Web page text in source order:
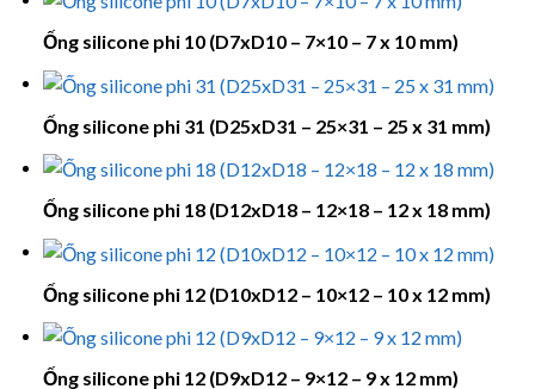
Ống silicone phi 10 (D7xD10 – 7×10 – 7 x 10 mm)
Ống silicone phi 31 (D25xD31 – 25×31 – 25 x 31 mm)
Ống silicone phi 18 (D12xD18 – 12×18 – 12 x 18 mm)
Ống silicone phi 12 (D10xD12 – 10×12 – 10 x 12 mm)
Ống silicone phi 12 (D9xD12 – 9×12 – 9 x 12 mm)